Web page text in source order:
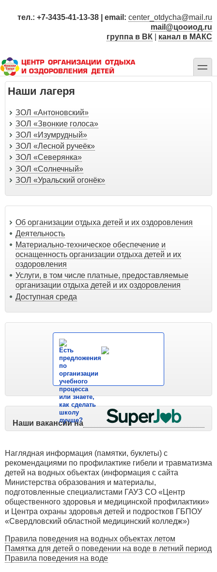
тел.: +7-3435-41-13-38 | email: center_otdycha@mail.ru
mail@цооиод.ru
группа в ВК
канал в МАКС
toggle
Наши лагеря
ЗОЛ «Антоновский»
ЗОЛ «Звонкие голоса»
ЗОЛ «Изумрудный»
ЗОЛ «Лесной ручеёк»
ЗОЛ «Северянка»
ЗОЛ «Солнечный»
ЗОЛ «Уральский огонёк»
Об организации отдыха детей и их оздоровления
Деятельность
Материально-техническое обеспечение и
оснащенность организации отдыха детей и их
оздоровления
Услуги, в том числе платные, предоставляемые
организации отдыха детей и их оздоровления
Доступная среда
Есть
предложения
по
организации
учебного
процесса
или знаете,
как сделать
школу
лучше?
Наши вакансии на
Наглядная информация (памятки, буклеты) с
рекомендациями по профилактике гибели и травматизма
детей на водных объектах (информация с сайта
Министерства образования и материалы,
подготовленные специалистами ГАУЗ СО «Центр
общественного здоровья и медицинской профилактики»
и Центра охраны здоровья детей и подростков ГБПОУ
«Свердловский областной медицинский колледж»)
Правила поведения на водных объектах летом
Памятка для детей о поведении на воде в летний период
Правила поведения на воде